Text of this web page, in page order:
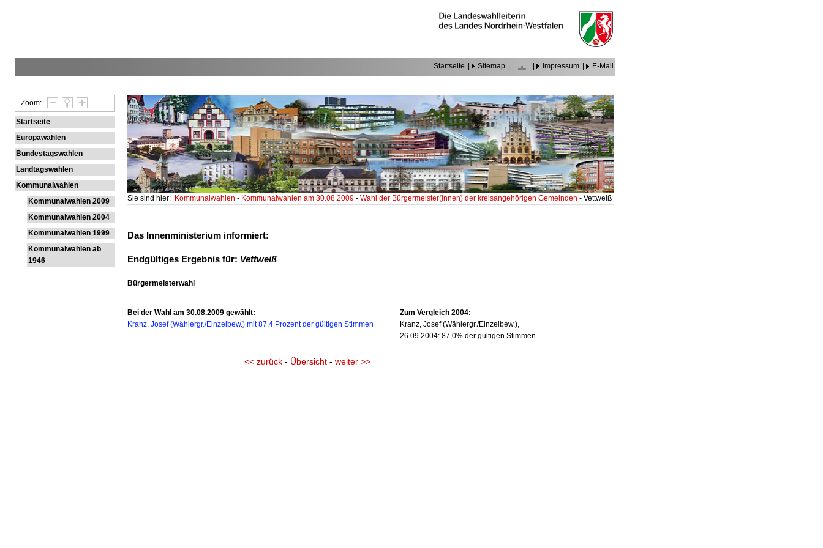
Startseite Sitemap Impressum E-Mail
Zoom:
Startseite
Europawahlen
Bundestagswahlen
Landtagswahlen
Kommunalwahlen
Kommunalwahlen 2009
Kommunalwahlen 2004
Kommunalwahlen 1999
Kommunalwahlen ab
1946
Sie sind hier: Kommunalwahlen- Kommunalwahlen am 30.08.2009-Wahl der Bürgermeister(innen) der kreisangehörigen Gemeinden- Vettweiß
Das Innenministerium informiert:
Endgültiges Ergebnis für: Vettweiß
Bürgermeisterwahl
Bei der Wahl am 30.08.2009 gewählt:
Kranz, Josef (Wählergr./Einzelbew.) mit 87,4 Prozent der gültigen Stimmen
Zum Vergleich 2004:
Kranz, Josef (Wählergr./Einzelbew.),
26.09.2004: 87,0% der gültigen Stimmen
<< zurück - Übersicht -weiter >>